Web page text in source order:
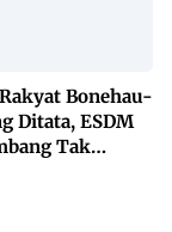
Bonehau-
Ditata, ESDM
Tak